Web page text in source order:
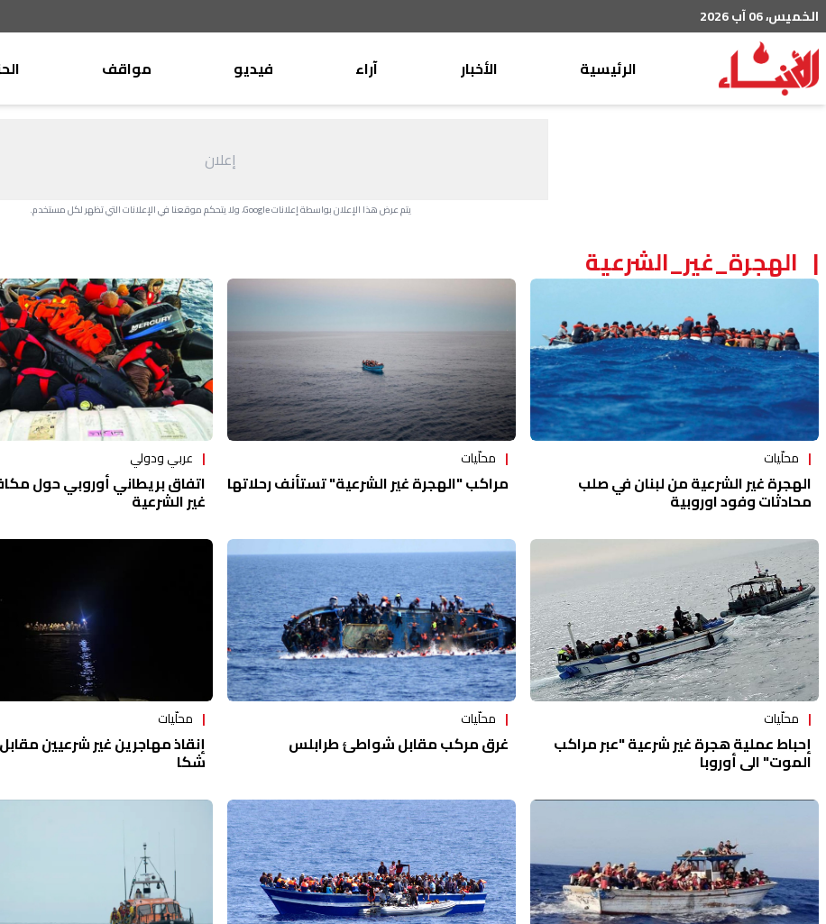
الخميس، 06 آب 2026
الرئيسية
الأخبار
من لبنان
منوعات
آراء
منبر
بريد
القرّاء
فيديو مواقف
إعلان
يتم عرض هذا الإعلان بواسطة إعلانات Google، ولا يتحكم موقعنا في الإعلانات التي تظهر لكل مستخدم.
الهجرة_غير_الشرعية
محلّيات
الهجرة غير الشرعية من لبنان في صلب
محادثات وفود اوروبية
محلّيات
مراكب "الهجرة غير الشرعية" تستأنف رحلاتها
عربي ودولي
اتفاق بريطاني أوروبي حول
غير الشرعية
محلّيات
إحباط عملية هجرة غير شرعية "عبر مراكب
الموت" الى أوروبا
محلّيات
غرق مركب مقابل شواطئ ‎طرابلس
محلّيات
إنقاذ مهاجرين غير شرعيين
شكا